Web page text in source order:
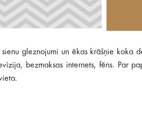
gleznojumi un ēkas krāšņie koka
bezmaksas internets, fēns. Par